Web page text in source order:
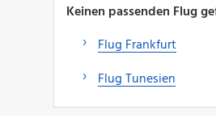
Keinen passenden Flug
Flug Frankfurt
Flug Tunesien